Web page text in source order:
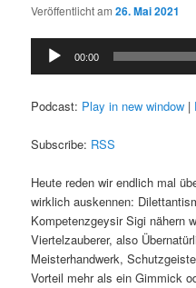
Veröffentlicht am26. Mai 2021
Audio-
Player
00:00
Podcast: Play in new window |
Subscribe: RSS
Heute reden wir endlich mal
wirklich auskennen:
Kompetenzgeysir Sigi nähern
Viertelzauberer, also
Meisterhandwerk,
Vorteil mehr als ein Gimmick